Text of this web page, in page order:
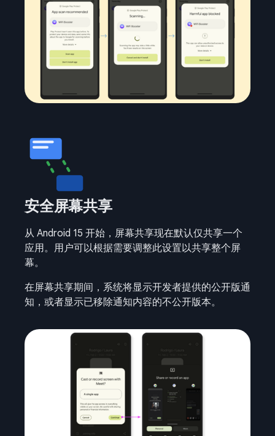
安全屏幕共享
从 Android 15 开始，屏幕共享现在默认仅共享一个
应用。用户可以根据需要调整此设置以共享整个屏
幕。
在屏幕共享期间，系统将显示开发者提供的公开版通
知，或者显示已移除通知内容的不公开版本。